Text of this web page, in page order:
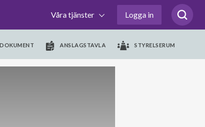
Våra tjänster Logga in
DOKUMENT ANSLAGSTAVLA STYRELSERUM